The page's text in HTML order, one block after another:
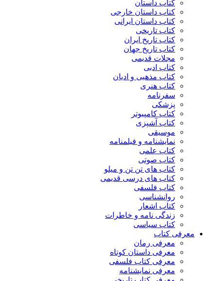
کتاب داستان
کتاب داستان خارجی
کتاب داستان ایرانی
کتاب تاریخی
کتاب تاریخ ایران
کتاب تاریخ جهان
مجلات قدیمی
کتاب ادبی
کتاب مذهبی و ادیان
کتاب هنری
سفرنامه
پزشکی
کتاب کامپیوتر
کتاب آشپزی
موسیقی
نمایشنامه و فیلمنامه
کتاب علمی
کتاب صوتی
کتاب های تن تن و میلو
کتاب های درسی قدیمی
کتاب فلسفی
روانشناسی
کتاب اشعار
زندگی نامه و خاطرات
کتاب سیاسی
معرفی کتاب
معرفی رمان
معرفی داستان کوتاه
معرفی کتاب فلسفی
معرفی نمایشنامه